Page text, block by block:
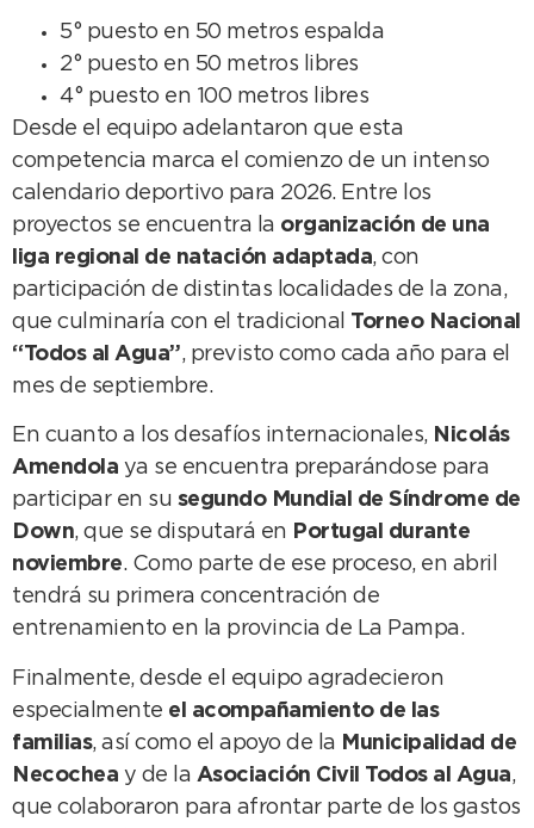
5° puesto en 50 metros espalda
2° puesto en 50 metros libres
4° puesto en 100 metros libres
Desde el equipo adelantaron que esta
competencia marca el comienzo de un intenso
calendario deportivo para 2026. Entre los
proyectos se encuentra la organización de una
liga regional de natación adaptada, con
participación de distintas localidades de la zona,
que culminaría con el tradicional Torneo Nacional
“Todos al Agua”, previsto como cada año para el
mes de septiembre.
En cuanto a los desafíos internacionales, Nicolás
Amendola ya se encuentra preparándose para
participar en su segundo Mundial de Síndrome de
Down, que se disputará en
Portugal durante
noviembre. Como parte de ese proceso, en abril
tendrá su primera concentración de
entrenamiento en la provincia de La Pampa.
Finalmente, desde el equipo agradecieron
especialmente el acompañamiento de las
familias, así como el apoyo de la
Municipalidad de
Necochea y de la Asociación Civil Todos al Agua,
que colaboraron para afrontar parte de los gastos